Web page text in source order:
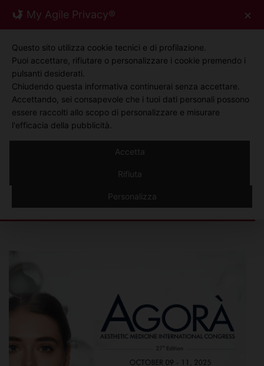
News
My Agile Privacy® ✕
Questo sito utilizza cookie tecnici e di profilazione.
Puoi accettare, rifiutare o personalizzare i cookie premendo i
pulsanti desiderati.
Chiudendo questa informativa continuerai senza accettare.
Accettando, sei consapevole che i tuoi dati personali possono
essere raccolti allo scopo di personalizzare e misurare
l'efficacia della pubblicità.
Accetta
Rifiuta
Personalizza